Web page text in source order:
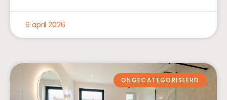
6 april 2026
ONGECATEGORISEERD